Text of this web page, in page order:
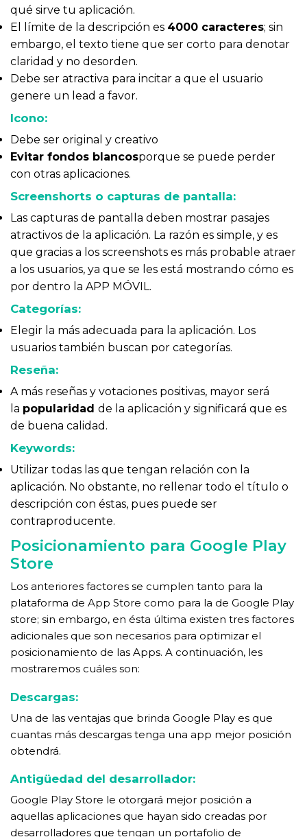
qué sirve tu aplicación.
El límite de la descripción es 4000 caracteres; sin
embargo, el texto tiene que ser corto para denotar
claridad y no desorden.
Debe ser atractiva para incitar a que el usuario
genere un lead a favor.
Icono:
Debe ser original y creativo
Evitar fondos blancosporque se puede perder
con otras aplicaciones.
Screenshorts o capturas de pantalla:
Las capturas de pantalla deben mostrar pasajes
atractivos de la aplicación. La razón es simple, y es
que gracias a los screenshots es más probable atraer
a los usuarios, ya que se les está mostrando cómo es
por dentro la APP MÓVIL.
Categorías:
Elegir la más adecuada para la aplicación. Los
usuarios también buscan por categorías.
Reseña:
A más reseñas y votaciones positivas, mayor será
la popularidad de la aplicación y significará que es
de buena calidad.
Keywords:
Utilizar todas las que tengan relación con la
aplicación. No obstante, no rellenar todo el título o
descripción con éstas, pues puede ser
contraproducente.
Posicionamiento para Google Play
Store
Los anteriores factores se cumplen tanto para la
plataforma de App Store como para la de Google Play
store; sin embargo, en ésta última existen tres factores
adicionales que son necesarios para optimizar el
posicionamiento de las Apps. A continuación, les
mostraremos cuáles son:
Descargas:
Una de las ventajas que brinda Google Play es que
cuantas más descargas tenga una app mejor posición
obtendrá.
Antigüedad del desarrollador:
Google Play Store le otorgará mejor posición a
aquellas aplicaciones que hayan sido creadas por
desarrolladores que tengan un portafolio de